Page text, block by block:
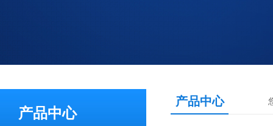
产品中心
产品中心